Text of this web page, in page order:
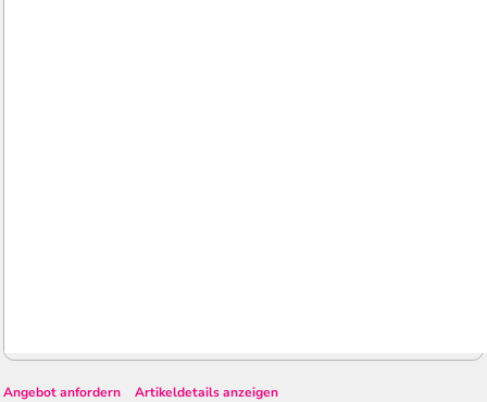
Angebot anfordern Artikeldetails anzeigen